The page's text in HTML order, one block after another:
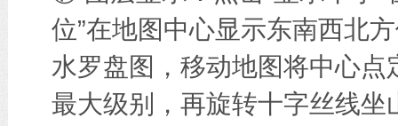
位”在地图中心显示东南西北
水罗盘图，移动地图将中心
最大级别，再旋转十字丝线坐